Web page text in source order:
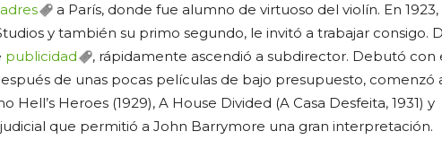
a París, donde fue alumno de virtuoso del violín. En 1923,
y también su primo segundo, le invitó a trabajar consigo.
publicidad
, rápidamente ascendió a subdirector. Debutó con
de unas pocas películas de bajo presupuesto, comenzó
Heroes (1929), A House Divided (A Casa Desfeita, 1931) y
que permitió a John Barrymore una gran interpretación.